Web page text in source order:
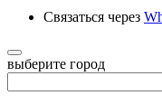
Связаться через
выберите город